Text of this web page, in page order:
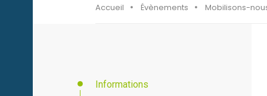
Accueil Évènements Mobilisons-
Informations